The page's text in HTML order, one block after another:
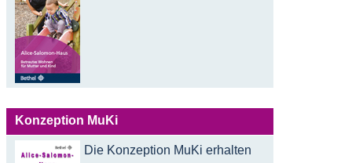
Konzeption MuKi
Die Konzeption MuKi erhalten